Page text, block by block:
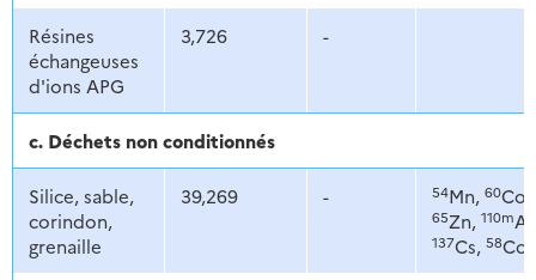
Résines
échangeuses
d'ions APG
3,726 -
c. Déchets non conditionnés
Silice, sable,
corindon,
grenaille
39,269 - 54Mn, 60Co,
65Zn, 110m
137Cs, 58Co